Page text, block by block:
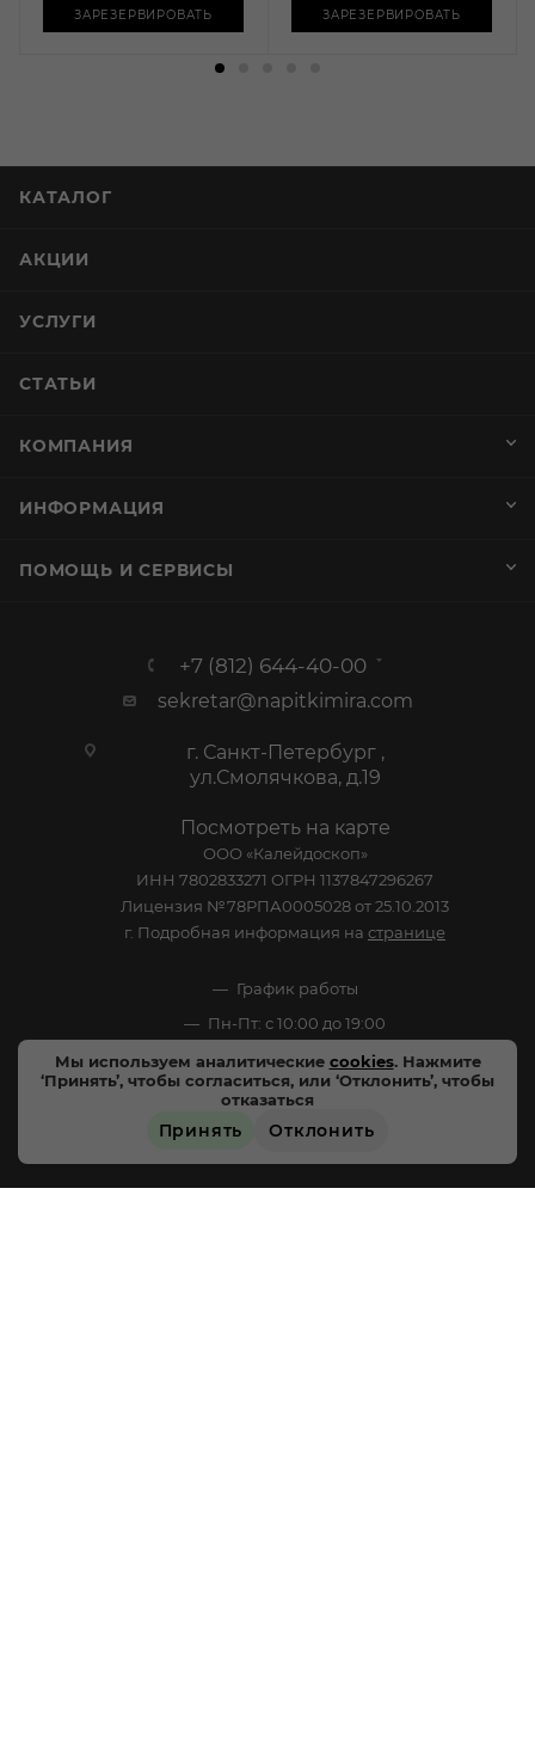
ЗАРЕЗЕРВИРОВАТЬ ЗАРЕЗЕРВИРОВАТЬ
Мы используем аналитические cookies. Нажмите
‘Принять’, чтобы согласиться, или ‘Отклонить’, чтобы
отказаться
Принять Отклонить
КАТАЛОГ
АКЦИИ
УСЛУГИ
СТАТЬИ
КОМПАНИЯ
ИНФОРМАЦИЯ
ПОМОЩЬ И СЕРВИСЫ
+7 (812) 644-40-00
sekretar@napitkimira.com
г. Санкт-Петербург ,
ул.Смолячкова, д.19
Посмотреть на карте
ООО «Калейдоскоп»
ИНН 7802833271 ОГРН 1137847296267
Лицензия №78РПА0005028 от 25.10.2013
г. Подробная информация на странице
График работы
Пн-Пт: с 10:00 до 19:00
Сб: Выходной
Вс: Выходной